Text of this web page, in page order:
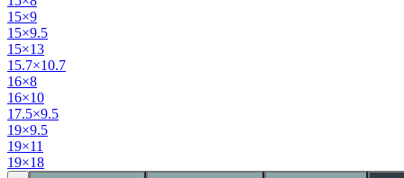
15×9
15×9.5
15×13
15.7×10.7
16×8
16×10
17.5×9.5
19×9.5
19×11
19×18